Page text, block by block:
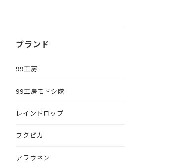
ブランド
99工房
99工房モドシ隊
レインドロップ
フクピカ
アラウネン